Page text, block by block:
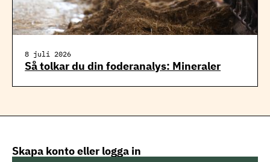
8 juli 2026
Så tolkar du din foderanalys: Mineraler
Skapa konto eller logga in